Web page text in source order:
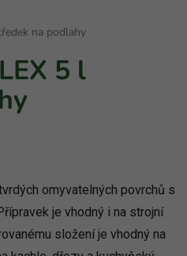
na podlahy
5 l
omyvatelných povrchů s
je vhodný i na strojní
složení je vhodný na